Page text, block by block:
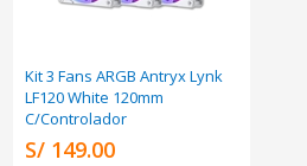
Kit 3 Fans ARGB Antryx Lynk
LF120 White 120mm
C/Controlador
S/ 149.00